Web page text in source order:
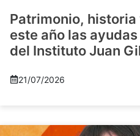
Patrimonio,
este año las
del Instituto Juan
21/07/2026